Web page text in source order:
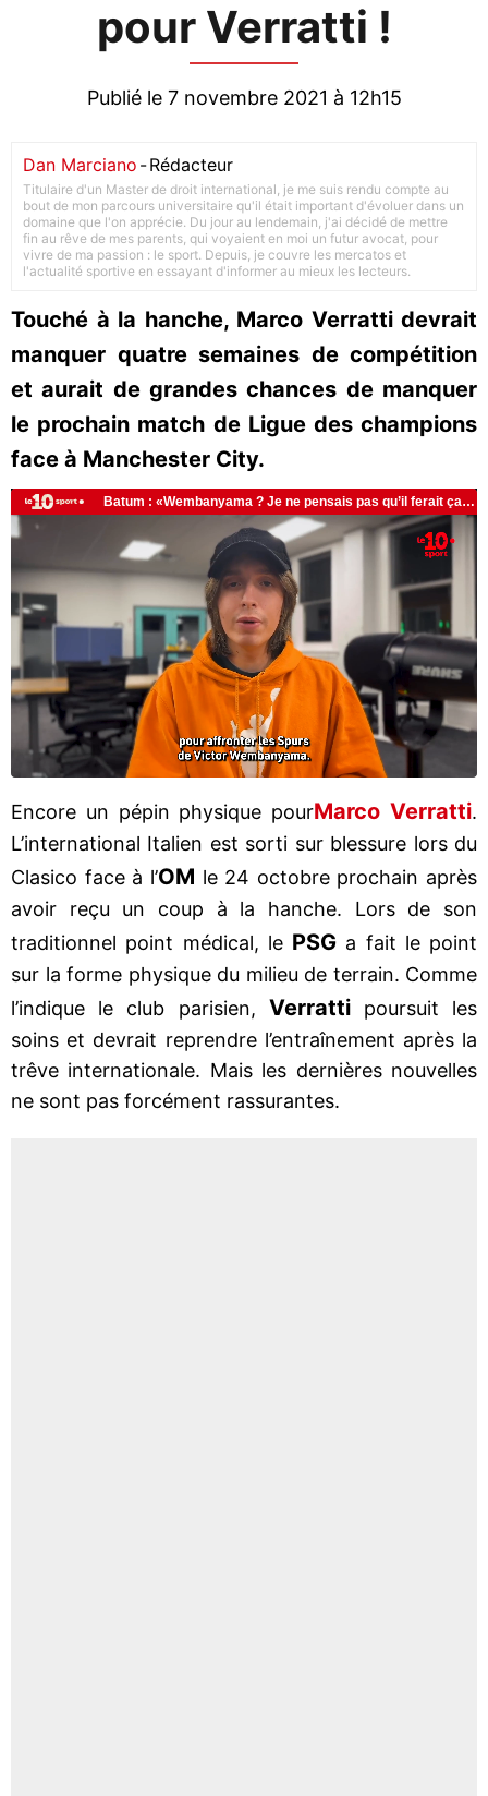
pour Verratti !
Publié le 7 novembre 2021 à 12h15
Dan Marciano -Rédacteur
Titulaire d'un Master de droit international, je me suis rendu compte au
bout de mon parcours universitaire qu'il était important d'évoluer dans un
domaine que l'on apprécie. Du jour au lendemain, j'ai décidé de mettre
fin au rêve de mes parents, qui voyaient en moi un futur avocat, pour
vivre de ma passion : le sport. Depuis, je couvre les mercatos et
l'actualité sportive en essayant d'informer au mieux les lecteurs.
Touché à la hanche, Marco Verratti devrait
manquer quatre semaines de compétition
et aurait de grandes chances de manquer
le prochain match de Ligue des champions
face à Manchester City.
Encore un pépin physique pourMarco Verratti.
L’international Italien est sorti sur blessure lors du
Clasico face à l’OM le 24 octobre prochain après
avoir reçu un coup à la hanche. Lors de son
traditionnel point médical, le PSG a fait le point
sur la forme physique du milieu de terrain. Comme
l’indique le club parisien, Verrattipoursuit les
soins et devrait reprendre l’entraînement après la
trêve internationale. Mais les dernières nouvelles
ne sont pas forcément rassurantes.